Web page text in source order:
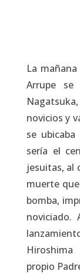
La
Arrupe
novicios y
se
sería el
jesuitas, al
muerte
bomba,
noviciado.
propio